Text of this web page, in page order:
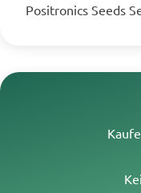
Positronics Seeds